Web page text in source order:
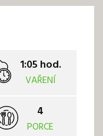
1:05 hod.
VAŘENÍ
4
PORCE